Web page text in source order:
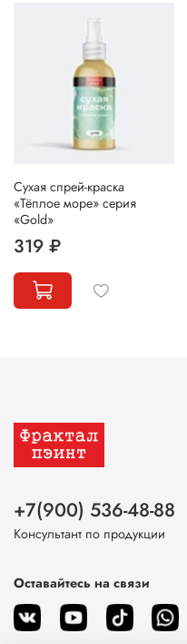
Сухая спрей-краска
«Тёплое море» серия
«Gold»
319 ₽
+7(900) 536-48-88
Консультант по продукции
Оставайтесь на связи